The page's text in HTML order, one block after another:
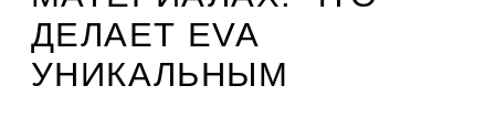
ДЕЛАЕТ EVA
УНИКАЛЬНЫМ